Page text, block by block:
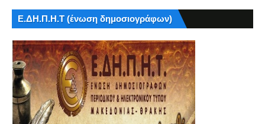
Ε.ΔΗ.Π.Η.Τ (ένωση δημοσιογράφων)